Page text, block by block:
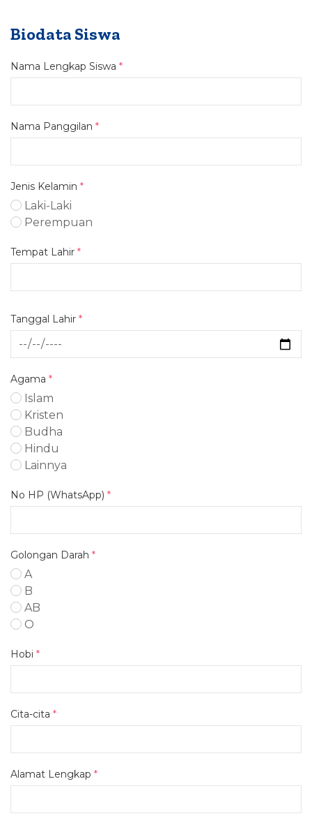
Biodata Siswa
Nama Lengkap Siswa *
Nama Panggilan *
Jenis Kelamin *
Laki-Laki
Perempuan
Tempat Lahir *
Tanggal Lahir *
Agama *
Islam
Kristen
Budha
Hindu
Lainnya
No HP (WhatsApp) *
Golongan Darah *
A
B
AB
O
Hobi *
Cita-cita *
Alamat Lengkap *